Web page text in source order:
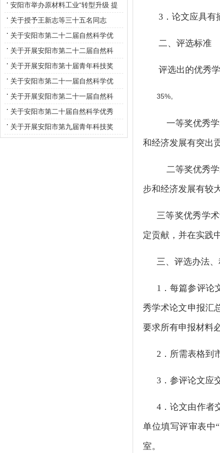
学优秀学术论文评选活动的通知
安阳市举办原材料工业“转型升级 提
质增效 绿色发展”高端论坛
关于授予王新志等三十五名同志
为“安阳市青年科技专家”称号的决定
关于安阳市第二十二届自然科学优
秀学术论文评审结果的通知
关于开展安阳市第二十二届自然科
学优秀学术论文评选活动的通知
关于开展安阳市第十届青年科技奖
评选工作的通知
关于安阳市第二十一届自然科学优
秀学术论文评审结果的通知
关于开展安阳市第二十一届自然科
学优秀 学术论文评选活动的通知
关于安阳市第二十届自然科学优秀
学术论文评审结果的通知
关于开展安阳市第九届青年科技奖
3 ．论文应具
二、评选标准
评选出的优秀
35%。
一等奖优秀学
和经济发展有突出
二等奖优秀学
步和经济发展有较
三等奖优秀学
定贡献，并在实践
三、评选办法
1 ．每篇参评
秀学术论文申报汇
要求所有申报材料
2 ．所需表格到
3 ．参评论文
4 ．论文由作
单位填写评审表中
室。